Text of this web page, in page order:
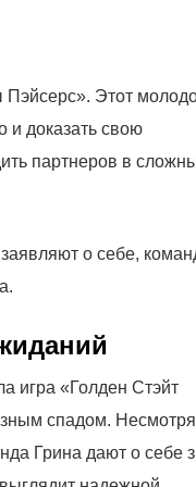
Этот
и доказать свою
партнеров в
о себе,
игра «Голден Стэйт
спадом.
Грина дают о себе